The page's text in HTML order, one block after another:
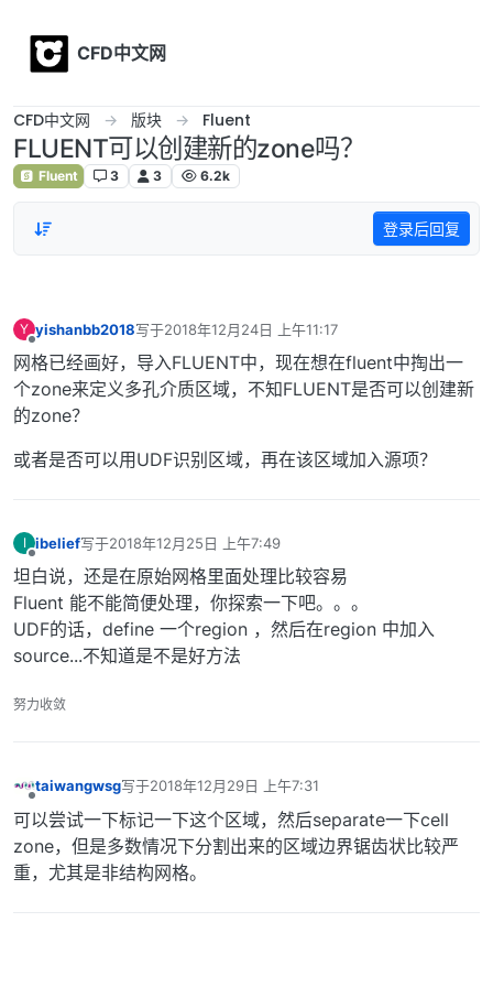
CFD中文网
CFD中文网 版块 Fluent
FLUENT可以创建新的zone吗？
Fluent 3 3 6.2k
登录后回复
Y
离线
yishanbb2018写于2018年12月24日 上午11:17
最后由 编辑
网格已经画好，导入FLUENT中，现在想在fluent中掏出一
个zone来定义多孔介质区域，不知FLUENT是否可以创建新
的zone？
或者是否可以用UDF识别区域，再在该区域加入源项？
I
离线
ibelief写于2018年12月25日 上午7:49
最后由 编辑
坦白说，还是在原始网格里面处理比较容易
Fluent 能不能简便处理，你探索一下吧。。。
UDF的话，define 一个region ，然后在region 中加入
source...不知道是不是好方法
努力收敛
taiwangwsg写于2018年12月29日 上午7:31
最后由 编辑
可以尝试一下标记一下这个区域，然后separate一下cell
zone，但是多数情况下分割出来的区域边界锯齿状比较严
重，尤其是非结构网格。